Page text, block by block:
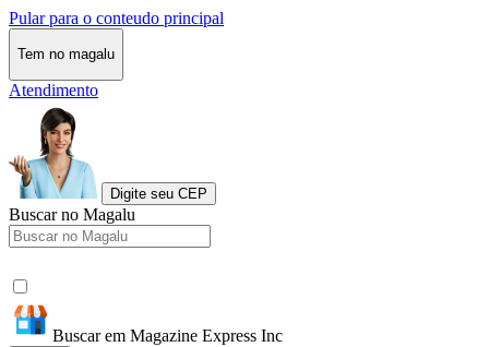
Pular para o conteudo principal
Tem no magalu
Atendimento
Digite seu CEP
Buscar no Magalu
Buscar em Magazine Express Inc